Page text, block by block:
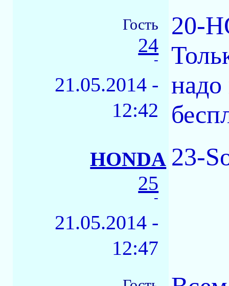
Гость
24
-
21.05.2014 -
12:42
20-
надо
HONDA
25
-
21.05.2014 -
12:47
23-